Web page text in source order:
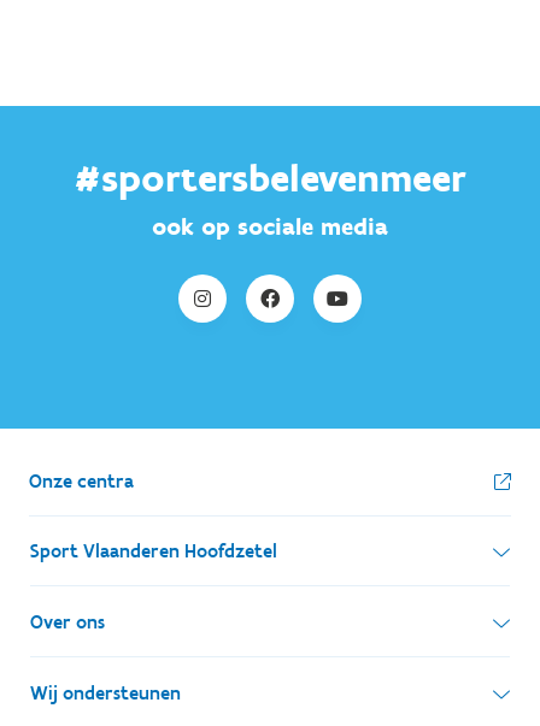
#sportersbelevenmeer
ook op sociale media
Onze centra
Sport Vlaanderen Hoofdzetel
Simon Bolivarlaan 17
1000 Brussel
Ondernemingsnummer: BE 0248.142.826
Over ons
Wie zijn we, wat doen we
Wij ondersteunen